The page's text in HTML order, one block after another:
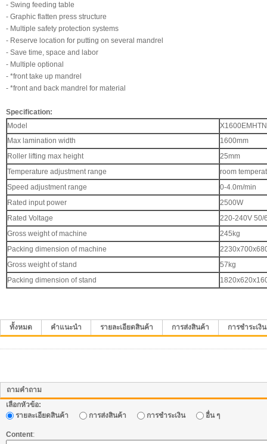
- Swing feeding table
- Graphic flatten press structure
- Multiple safety protection systems
- Reserve location for putting on several mandrel
- Save time, space and labor
- Multiple optional
- *front take up mandrel
- *front and back mandrel for material
Specification:
Model
X1600EMHTN
Max lamination width
1600mm
Roller lifting max height
25mm
Temperature adjustment range
room
Speed adjustment range
0-4.0m/min
Rated input power
2500W
Rated Voltage
220-240V 50/
Gross weight of machine
245kg
Packing dimension of machine
Gross weight of stand
57kg
Packing dimension of stand
ทั้งหมด คำแนะนำ รายละเอียดสินค้า การส่งสินค้า การชำระเงิน
ถามคำถาม
เลือกหัวข้อ:
รายละเอียดสินค้า
การส่งสินค้า การชำระเงิน อื่น ๆ
Content: